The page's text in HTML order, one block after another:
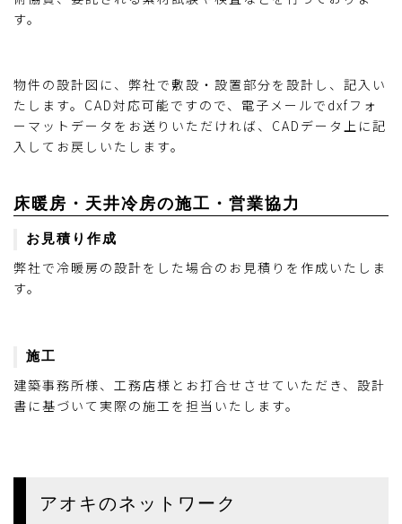
す。
物件の設計図に、弊社で敷設・設置部分を設計し、記入い
たします。CAD対応可能ですので、電子メールでdxfフォ
ーマットデータをお送りいただければ、CADデータ上に記
入してお戻しいたします。
床暖房・天井冷房の施工・営業協力
お見積り作成
弊社で冷暖房の設計をした場合のお見積りを作成いたしま
す。
施工
建築事務所様、工務店様とお打合せさせていただき、設計
書に基づいて実際の施工を担当いたします。
アオキのネットワーク